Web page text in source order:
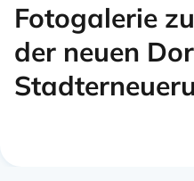
Fotogalerie
der neuen